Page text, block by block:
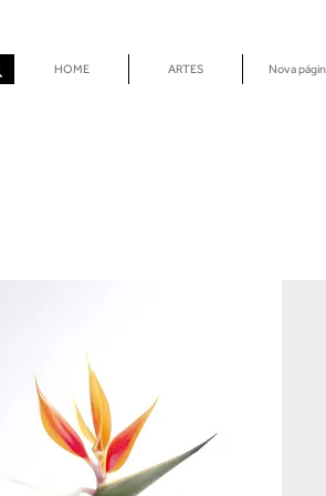
HOME ARTES Nova